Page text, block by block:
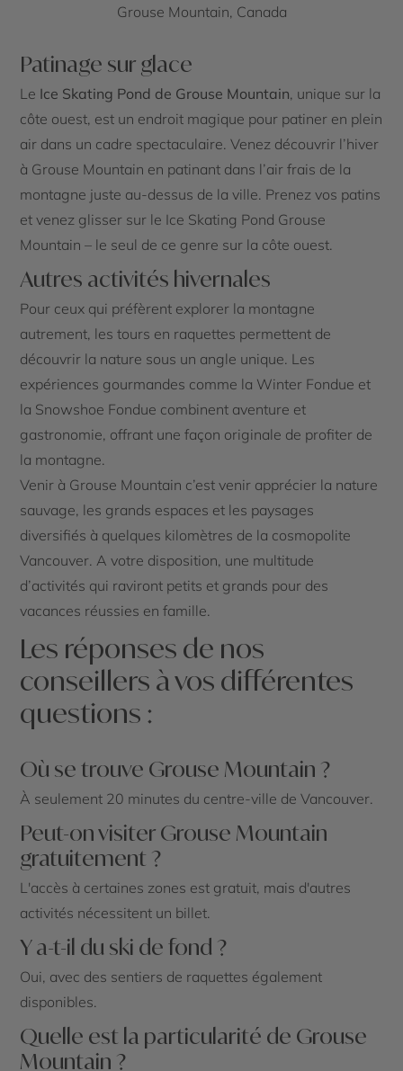
Grouse Mountain, Canada
Patinage sur glace
Le Ice Skating Pond de Grouse Mountain, unique sur la
côte ouest, est un endroit magique pour patiner en plein
air dans un cadre spectaculaire. Venez découvrir l’hiver
à Grouse Mountain en patinant dans l’air frais de la
montagne juste au-dessus de la ville. Prenez vos patins
et venez glisser sur le Ice Skating Pond Grouse
Mountain – le seul de ce genre sur la côte ouest.
Autres activités hivernales
Pour ceux qui préfèrent explorer la montagne
autrement, les tours en raquettes permettent de
découvrir la nature sous un angle unique. Les
expériences gourmandes comme la Winter Fondue et
la Snowshoe Fondue combinent aventure et
gastronomie, offrant une façon originale de profiter de
la montagne.
Venir à Grouse Mountain c’est venir apprécier la nature
sauvage, les grands espaces et les paysages
diversifiés à quelques kilomètres de la cosmopolite
Vancouver. A votre disposition, une multitude
d’activités qui raviront petits et grands pour des
vacances réussies en famille.
Les réponses de nos
conseillers à vos différentes
questions :
Où se trouve Grouse Mountain ?
À seulement 20 minutes du centre-ville de Vancouver.
Peut-on visiter Grouse Mountain
gratuitement ?
L'accès à certaines zones est gratuit, mais d'autres
activités nécessitent un billet.
Y a-t-il du ski de fond ?
Oui, avec des sentiers de raquettes également
disponibles.
Quelle est la particularité de Grouse
Mountain ?